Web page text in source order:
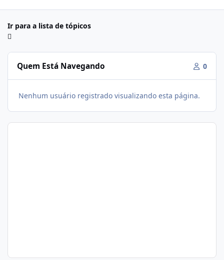
Ir para a lista de tópicos
Quem Está Navegando 0
Nenhum usuário registrado visualizando esta página.